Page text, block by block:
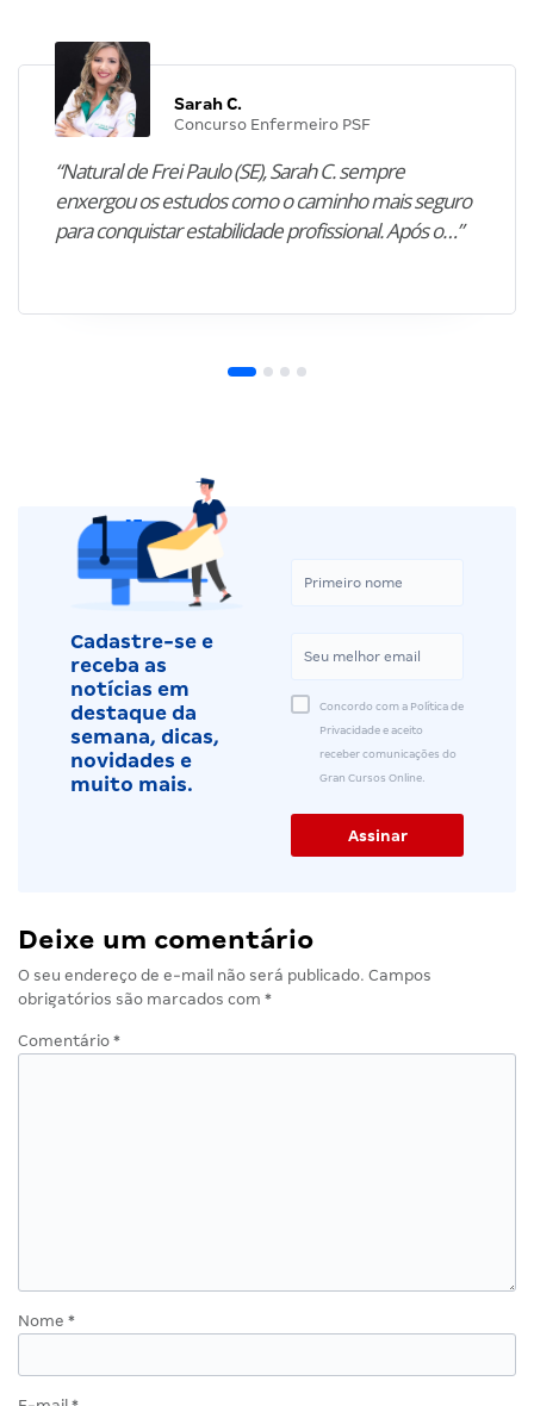
Sarah C.
Concurso Enfermeiro PSF
“Natural de Frei Paulo (SE), Sarah C. sempre
enxergou os estudos como o caminho mais seguro
para conquistar estabilidade profissional. Após o…”
Cadastre-se e
receba as
notícias em
destaque da
semana, dicas,
novidades e
muito mais.
Concordo com a Política de
Privacidade e aceito
receber comunicações do
Gran Cursos Online.
Deixe um comentário
O seu endereço de e-mail não será publicado. Campos
obrigatórios são marcados com *
Comentário *
Nome *